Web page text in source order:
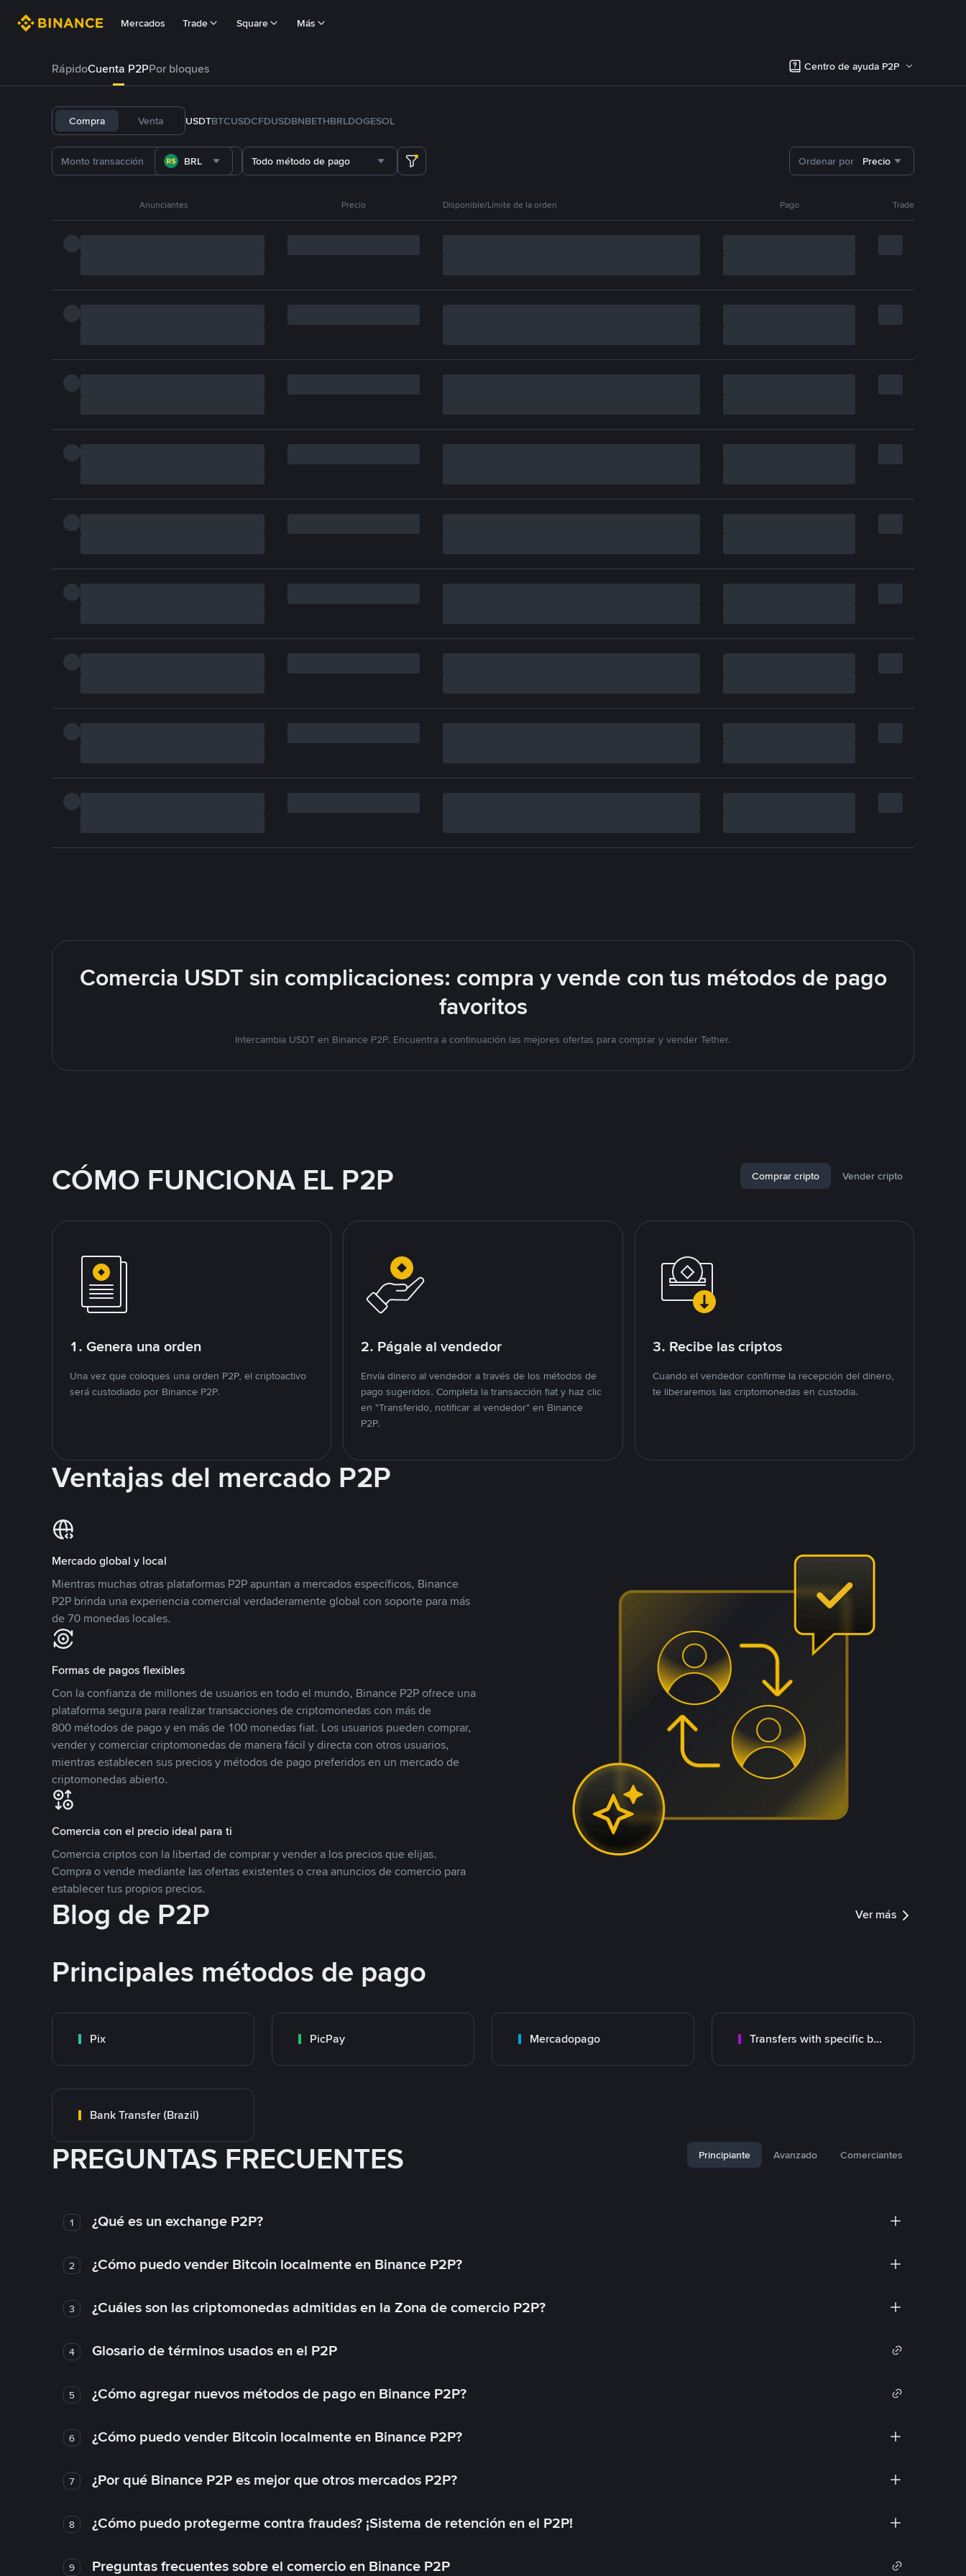
Mercados Trade Square Más
RápidoCuenta P2PPor bloques Centro de ayuda P2P
Compra Venta USDTBTCUSDCFDUSDBNBETHBRLDOGESOL
BRL Todo método de pago Ordenar por Precio
Anunciantes Precio Disponible/Límite de la orden Pago Trade
Comercia USDT sin complicaciones: compra y vende con tus métodos de pago
favoritos
Intercambia USDT en Binance P2P. Encuentra a continuación las mejores ofertas para comprar y vender Tether.
CÓMO FUNCIONA EL P2P Comprar cripto Vender cripto
1. Genera una orden
Una vez que coloques una orden P2P, el criptoactivo
será custodiado por Binance P2P.
2. Págale al vendedor
Envía dinero al vendedor a través de los métodos de
pago sugeridos. Completa la transacción fiat y haz clic
en "Transferido, notificar al vendedor" en Binance
P2P.
3. Recibe las criptos
Cuando el vendedor confirme la recepción del dinero,
te liberaremos las criptomonedas en custodia.
Ventajas del mercado P2P
Mercado global y local
Mientras muchas otras plataformas P2P apuntan a mercados específicos, Binance
P2P brinda una experiencia comercial verdaderamente global con soporte para más
de 70 monedas locales.
Formas de pagos flexibles
Con la confianza de millones de usuarios en todo el mundo, Binance P2P ofrece una
plataforma segura para realizar transacciones de criptomonedas con más de
800 métodos de pago y en más de 100 monedas fiat. Los usuarios pueden comprar,
vender y comerciar criptomonedas de manera fácil y directa con otros usuarios,
mientras establecen sus precios y métodos de pago preferidos en un mercado de
criptomonedas abierto.
Comercia con el precio ideal para ti
Comercia criptos con la libertad de comprar y vender a los precios que elijas.
Compra o vende mediante las ofertas existentes o crea anuncios de comercio para
establecer tus propios precios.
Blog de P2P Ver más
Principales métodos de pago
Pix PicPay Mercadopago Transfers with specific bank
Bank Transfer (Brazil)
PREGUNTAS FRECUENTES Principiante Avanzado Comerciantes
1 ¿Qué es un exchange P2P?
2 ¿Cómo puedo vender Bitcoin localmente en Binance P2P?
3 ¿Cuáles son las criptomonedas admitidas en la Zona de comercio P2P?
4 Glosario de términos usados en el P2P
5 ¿Cómo agregar nuevos métodos de pago en Binance P2P?
6 ¿Cómo puedo vender Bitcoin localmente en Binance P2P?
7 ¿Por qué Binance P2P es mejor que otros mercados P2P?
8 ¿Cómo puedo protegerme contra fraudes? ¡Sistema de retención en el P2P!
9 Preguntas frecuentes sobre el comercio en Binance P2P